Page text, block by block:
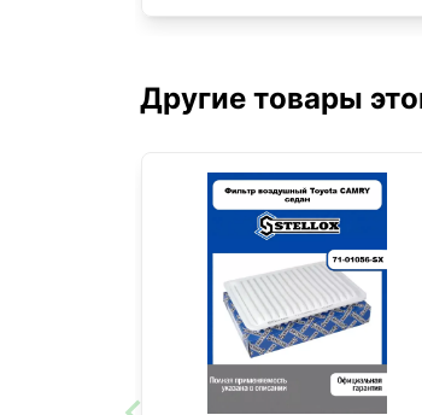
Другие товары